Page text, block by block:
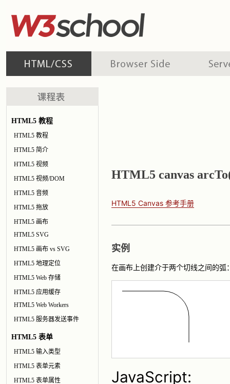
HTML5 教程
HTML5 教程
HTML5 简介
HTML5 视频
HTML5 视频/DOM
HTML5 音频
HTML5 拖放
HTML5 画布
HTML5 SVG
HTML5 画布 vs SVG
HTML5 地理定位
HTML5 Web 存储
HTML5 应用缓存
HTML5 Web Workers
HTML5 服务器发送事件
HTML5 表单
HTML5 输入类型
HTML5 表单元素
HTML5 表单属性
HTML5 canvas
HTML5 Canvas 参考手册
实例
在画布上创建介于两个切线之间的弧
JavaScript: